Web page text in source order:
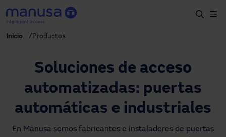
Skip to main content
Productos y sectores
Servicios
Especificación
Proyectos
Inicio Productos
Soluciones de acceso
automatizadas: puertas
automáticas e industriales
En Manusa somos fabricantes e instaladores de puertas